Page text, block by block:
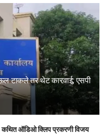
टाकले तर थेट कारवाई; एसपी
: कथित ऑडिओ क्लिप प्रकरणी विजय